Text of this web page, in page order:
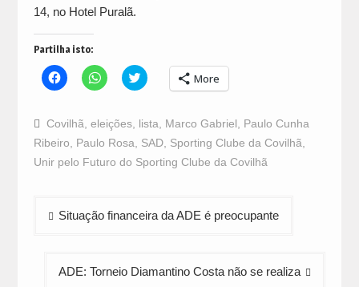
14, no Hotel Puralã.
Partilha isto:
Click
to
Facebook
(Opens
new
window)
Click
to
WhatsApp
(Opens
in
new
window)
Click
to
Twitter
(Opens
in
new
window)
More
Covilhã eleições, lista Marco Gabriel
Paulo Cunha
Ribeiro
Paulo Rosa SAD, Sporting Clube da Covilhã
Unir pelo Futuro do Sporting Clube da Covilhã
Navegação
Situação financeira da ADE é preocupante
ADE: Torneio Diamantino Costa não se realiza